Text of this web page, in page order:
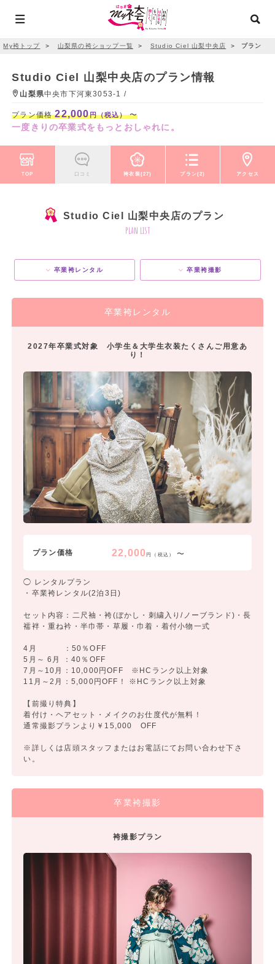
My袴トップ ＞ 山梨県の袴ショップ一覧 ＞ Studio Ciel 山梨中央店 ＞ プラン
Studio Ciel 山梨中央店のプラン情報
山梨県中央市下河東3053-1 /
プラン価格22,000円（税込）〜
一度きりの卒業式をもっとおしゃれに。
TOP 口コミ 袴衣装(27) プラン(2) アクセス
Studio Ciel 山梨中央店のプラン
plan list
卒業袴レンタル 卒業袴撮影
卒業袴レンタル
2027年卒業式対象 小学生＆大学生衣装たくさんご用意あ
り！
プラン価格 22,000円（税込） 〜
◯ レンタルプラン
・卒業袴レンタル(2泊3日)
セット内容：二尺袖・袴(ぼかし・刺繍入り/ノーブランド)・長
襦袢・重ね衿・半巾帯・草履・巾着・着付小物一式
4月 ：50％OFF
5月～ 6月 ：40％OFF
7月～10月：10,000円OFF ※HCランク以上対象
11月～2月：5,000円OFF！ ※HCランク以上対象
【前撮り特典】
着付け・ヘアセット・メイクのお仕度代が無料！
通常撮影プランより￥15,000 OFF
※詳しくは店頭スタッフまたはお電話にてお問い合わせ下さ
い。
卒業袴撮影
袴撮影プラン